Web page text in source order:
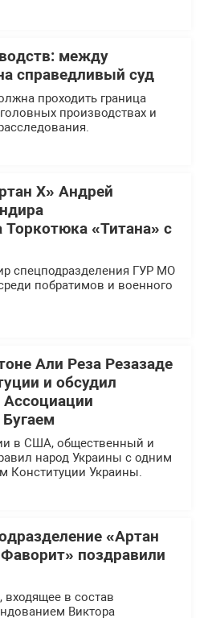
между
справедливый суд
проходить граница
производствах и
Х» Андрей
«Титана» с
спецподразделения ГУР МО
побратимов и военного
Али Реза Резазаде
и обсудил
Ассоциации
в США, общественный и
народ Украины с одним
Конституции Украины.
«Артан
поздравили
в состав
Виктора